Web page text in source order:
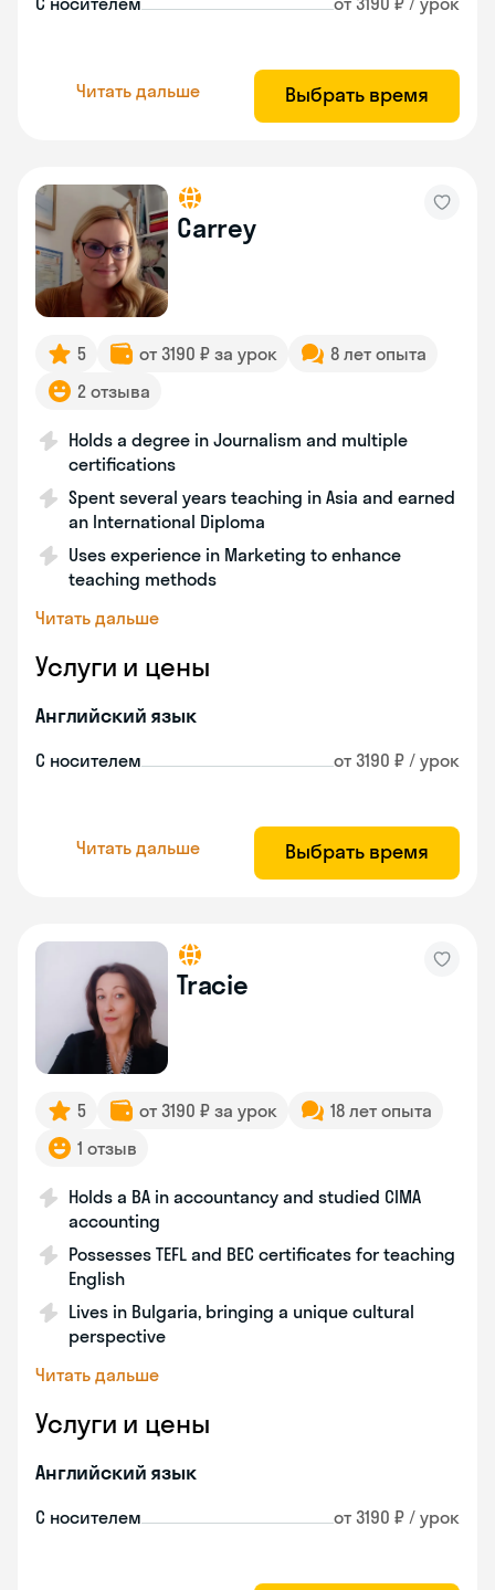
Читать дальше Выбрать время
Carrey
5 от 3190 ₽ за урок
8 лет опыта
2 отзыва
Holds a degree in Journalism and multiple
certifications
Spent several years teaching in Asia and earned
an International Diploma
Uses experience in Marketing to enhance
teaching methods
Читать дальше
Услуги и цены
Английский язык
С носителем от 3190 ₽ / урок
Читать дальше Выбрать время
Tracie
5 от 3190 ₽ за урок
18 лет опыта
1 отзыв
Holds a BA in accountancy and studied CIMA
accounting
Possesses TEFL and BEC certificates for teaching
English
Lives in Bulgaria, bringing a unique cultural
perspective
Читать дальше
Услуги и цены
Английский язык
С носителем от 3190 ₽ / урок